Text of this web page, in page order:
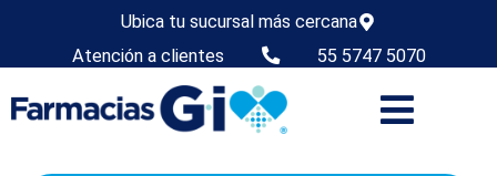
Ubica tu sucursal más cercana
Atención a clientes
55 5747 5070